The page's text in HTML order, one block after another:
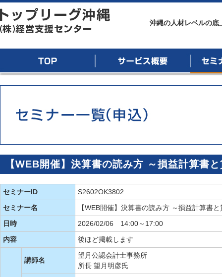
沖縄の人材レベルの底
【WEB開催】決算書の読み方 ～損益計算書
セミナーID
S2602OK3802
セミナー名
【WEB開催】決算書の読み方 ～損益計算書
日時
2026/02/06 14:00～17:00
内容
後ほど掲載します
講師名
望月公認会計士事務所
所長 望月明彦氏